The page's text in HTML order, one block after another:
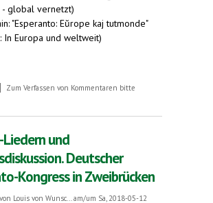
- global vernetzt)
"Esperanto: Eŭrope kaj tutmonde"
In Europa und weltweit)
über Veranstaltungshinweise Drei-Länder-
Zum Verfassen von Kommentaren bitte
und
Deutscher
Kongress in Zweibrücken
Louis von Wunsc...
am/um Sa, 2018-05-12